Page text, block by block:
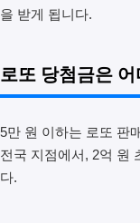
을 받게 됩니다.
로또 당첨금은
5만 원 이하는 로또 판
전국 지점에서, 2억 원
다.